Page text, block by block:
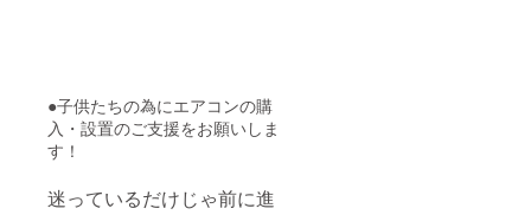
●子供たちの為にエアコンの購
入・設置のご支援をお願いしま
す！
迷っているだけじゃ前に進